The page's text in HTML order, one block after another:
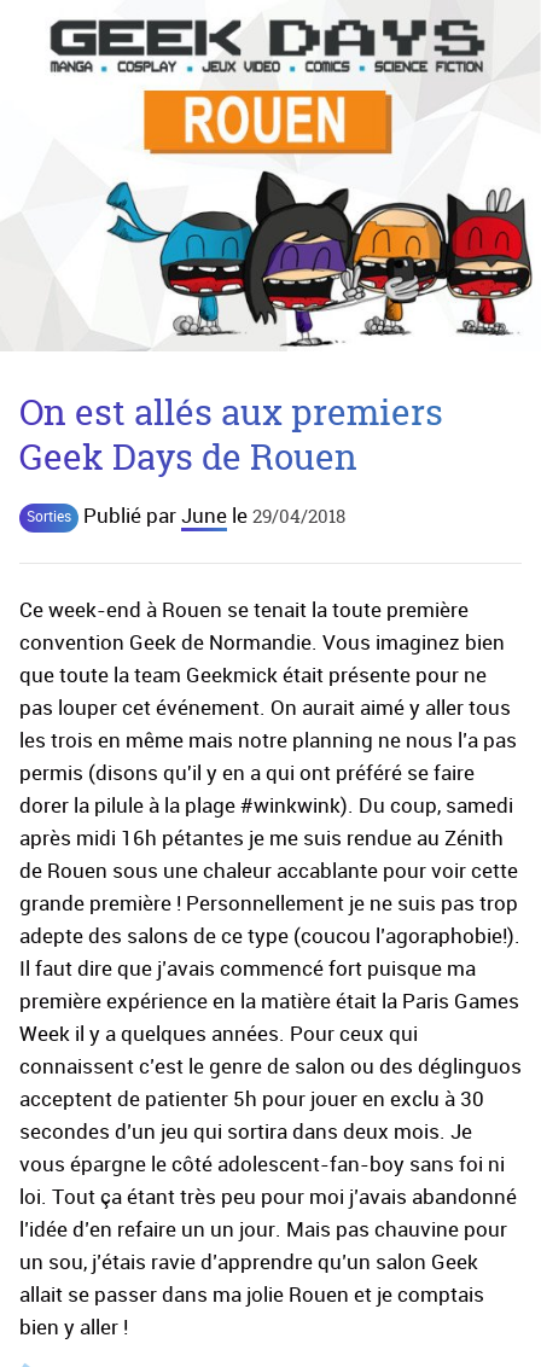
On est allés aux premiers
Geek Days de Rouen
Sorties Publié par June le 29/04/2018
Ce week-end à Rouen se tenait la toute première
convention Geek de Normandie. Vous imaginez bien
que toute la team Geekmick était présente pour ne
pas louper cet événement. On aurait aimé y aller tous
les trois en même mais notre planning ne nous l’a pas
permis (disons qu'il y en a qui ont préféré se faire
dorer la pilule à la plage #winkwink). Du coup, samedi
après midi 16h pétantes je me suis rendue au Zénith
de Rouen sous une chaleur accablante pour voir cette
grande première ! Personnellement je ne suis pas trop
adepte des salons de ce type (coucou l’agoraphobie!).
Il faut dire que j’avais commencé fort puisque ma
première expérience en la matière était la Paris Games
Week il y a quelques années. Pour ceux qui
connaissent c’est le genre de salon ou des déglinguos
acceptent de patienter 5h pour jouer en exclu à 30
secondes d’un jeu qui sortira dans deux mois. Je
vous épargne le côté adolescent-fan-boy sans foi ni
loi. Tout ça étant très peu pour moi j’avais abandonné
l’idée d’en refaire un un jour. Mais pas chauvine pour
un sou, j’étais ravie d’apprendre qu’un salon Geek
allait se passer dans ma jolie Rouen et je comptais
bien y aller !